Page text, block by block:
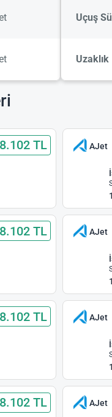
Uçuş
Uzaklık
8.102 TL AJet
8.102 TL AJet
8.102 TL AJet
8.102 TL AJet